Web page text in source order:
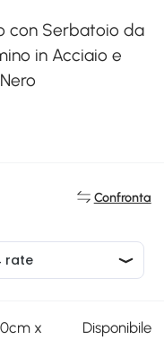
con Serbatoio da
in Acciaio e
Confronta
x
Disponibile